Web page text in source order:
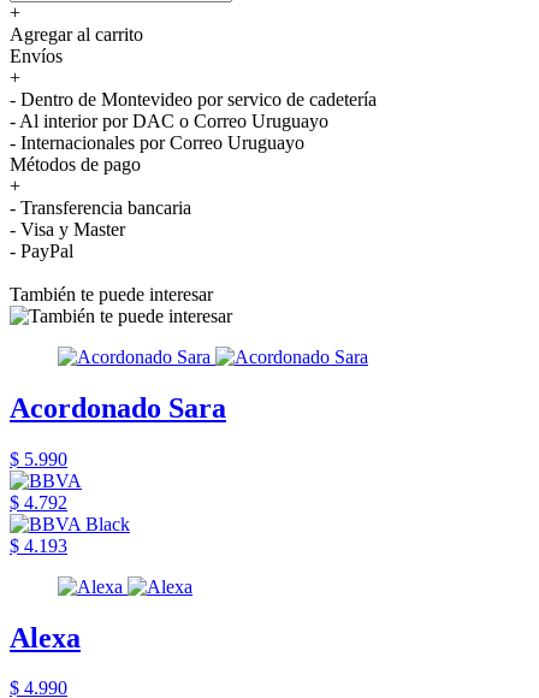
+
Agregar al carrito
Envíos
+
- Dentro de Montevideo por servico de cadetería
- Al interior por DAC o Correo Uruguayo
- Internacionales por Correo Uruguayo
Métodos de pago
+
- Transferencia bancaria
- Visa y Master
- PayPal
También te puede interesar
Acordonado Sara
$ 5.990
$ 4.792
$ 4.193
Alexa
$ 4.990